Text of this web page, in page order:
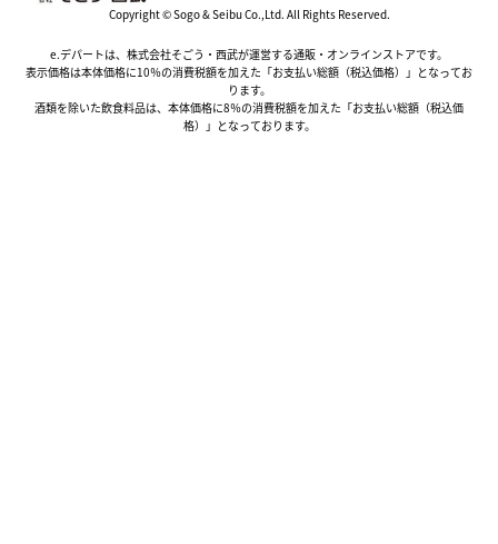
Copyright © Sogo & Seibu Co.,Ltd. All Rights Reserved.
e.デパートは、株式会社そごう・西武が運営する通販・オンラインストアです。
表示価格は本体価格に10％の消費税額を加えた「お支払い総額（税込価格）」となってお
ります。
酒類を除いた飲食料品は、本体価格に8％の消費税額を加えた「お支払い総額（税込価
格）」となっております。